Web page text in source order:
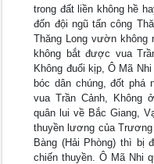
trong đất liền không hề
đốn đội ngũ tấn công
Thăng Long vườn không
không bắt được vua
Không đuổi kịp, Ô Mã
bóc dân chúng, đốt phá
vua Trần Cảnh, Không
quân lui về Bắc Giang,
thuyền lương của
Bàng (Hải Phòng) thì bị
chiến thuyền. Ô Mã Nhi